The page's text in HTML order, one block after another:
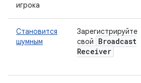
игрока
Становится
шумным
Зарегистрируйте
свой
Broadcast
Receiver